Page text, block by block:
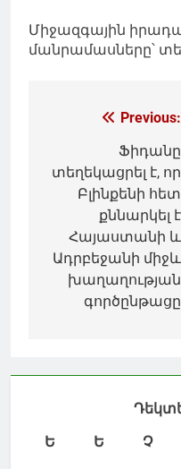
Միջազգային
մանրամասները՝
նավարկումը
Previous:
Ֆիդանը
տեղեկացրել է, որ
Բլինքենի հետ
քննարկել է
Հայաստանի և
Ադրբեջանի միջև
խաղաղության
գործընթացը
Ե
Ե Չ